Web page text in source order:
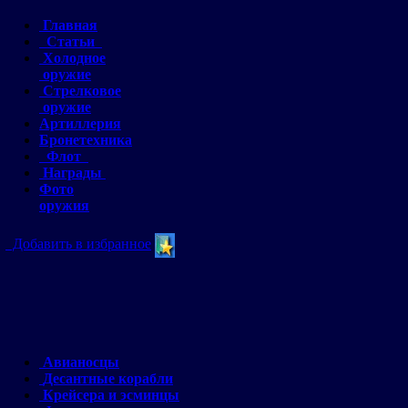
Главная
Статьи
Холодное
оружие
Стрелковое
оружие
Артиллерия
Бронетехника
Флот
Награды
Фото
оружия
Добавить в избранное
Авианосцы
Десантные корабли
Крейсера и эсминцы